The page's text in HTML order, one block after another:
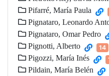
Pifarré, María Paula
Pignataro, Leonardo
Pignataro, Omar Pedro
Pignotti, Alberto 14
Pigozzi, María Inés
Pildain, María Belén